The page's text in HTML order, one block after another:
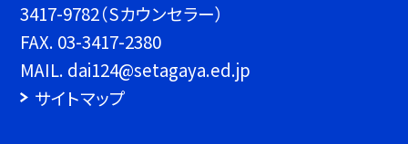
3417-9782（Sカウンセラー）
FAX. 03-3417-2380
MAIL. dai124@setagaya.ed.jp
サイトマップ